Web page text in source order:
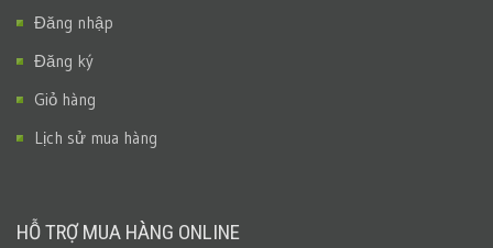
Đăng nhập
Đăng ký
Giỏ hàng
Lịch sử mua hàng
HỖ TRỢ MUA HÀNG ONLINE